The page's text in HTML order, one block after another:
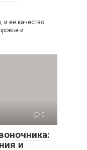
и ее качество
и
0
и